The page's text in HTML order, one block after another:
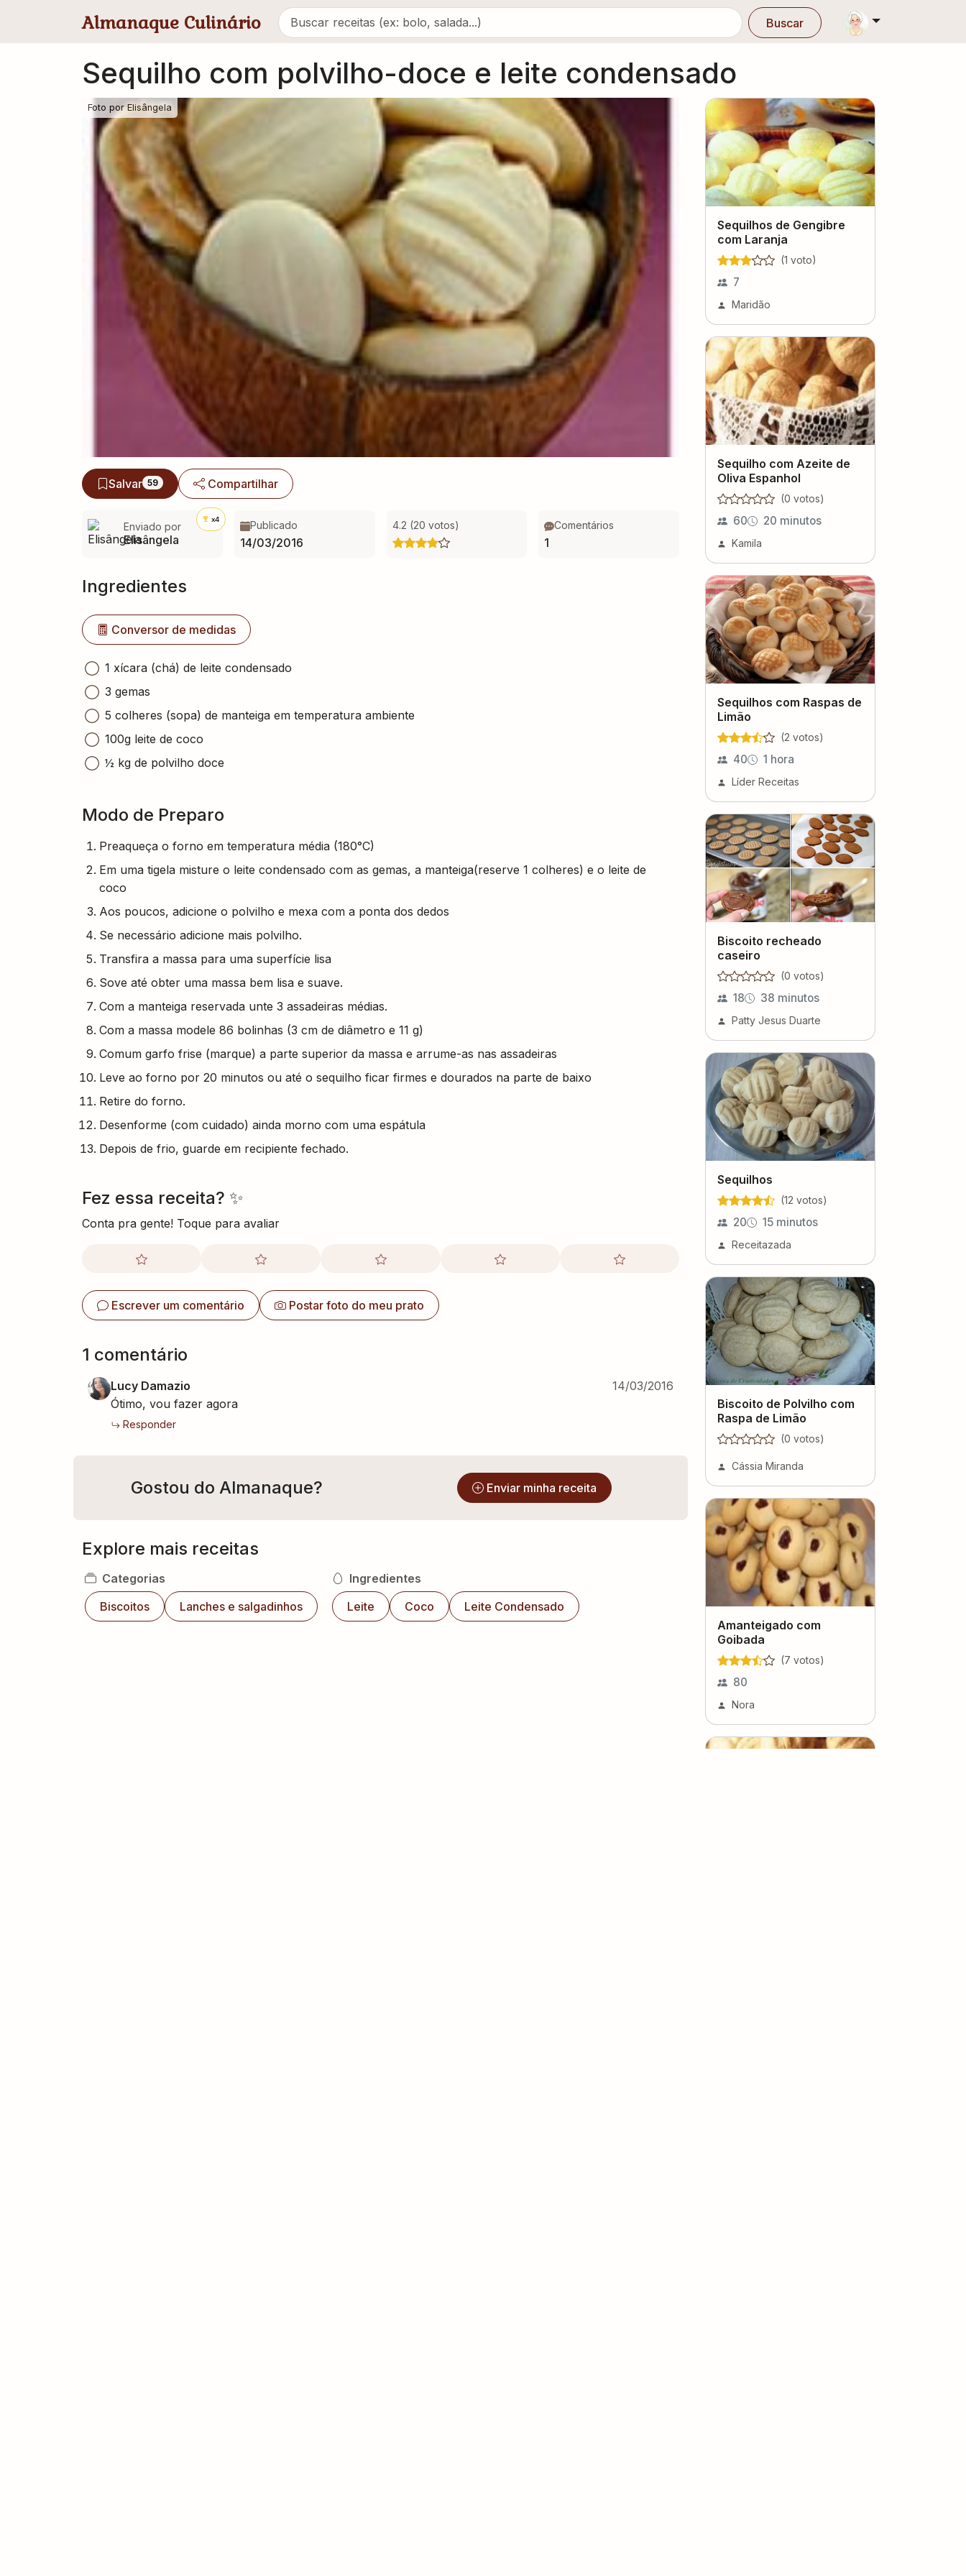
Almanaque Culinário Buscar
Sequilho com polvilho-doce e leite condensado
Foto porElisângela
Salvar 59 Compartilhar
Enviado por
Elisângela
x4 Publicado
14/03/2016
4.2 (20 votos) Comentários
1
Ingredientes
Conversor de medidas
1 xícara (chá) de leite condensado
3 gemas
5 colheres (sopa) de manteiga em temperatura ambiente
100g leite de coco
½ kg de polvilho doce
Modo de Preparo
Preaqueça o forno em temperatura média (180°C)
Em uma tigela misture o leite condensado com as gemas, a manteiga(reserve 1 colheres) e o leite de
coco
Aos poucos, adicione o polvilho e mexa com a ponta dos dedos
Se necessário adicione mais polvilho.
Transfira a massa para uma superfície lisa
Sove até obter uma massa bem lisa e suave.
Com a manteiga reservada unte 3 assadeiras médias.
Com a massa modele 86 bolinhas (3 cm de diâmetro e 11 g)
Comum garfo frise (marque) a parte superior da massa e arrume-as nas assadeiras
Leve ao forno por 20 minutos ou até o sequilho ficar firmes e dourados na parte de baixo
Retire do forno.
Desenforme (com cuidado) ainda morno com uma espátula
Depois de frio, guarde em recipiente fechado.
Fez essa receita? ✨
Conta pra gente! Toque para avaliar
Escrever um comentário Postar foto do meu prato
1 comentário
Lucy Damazio
14/03/2016
Ótimo, vou fazer agora
Responder
Gostou do Almanaque? Enviar minha receita
Explore mais receitas
Categorias
Biscoitos
Lanches e salgadinhos
Ingredientes
Leite
Coco Leite Condensado
Sequilhos de Gengibre
com Laranja
(1 voto)
7
Maridão
Sequilho com Azeite de
Oliva Espanhol
(0 votos)
60 20 minutos
Kamila
Sequilhos com Raspas de
Limão
(2 votos)
40 1 hora
Líder Receitas
Biscoito recheado
caseiro
(0 votos)
18 38 minutos
Patty Jesus Duarte
Sequilhos
(12 votos)
20 15 minutos
Receitazada
Biscoito de Polvilho com
Raspa de Limão
(0 votos)
Cássia Miranda
Amanteigado com
Goibada
(7 votos)
80
Nora